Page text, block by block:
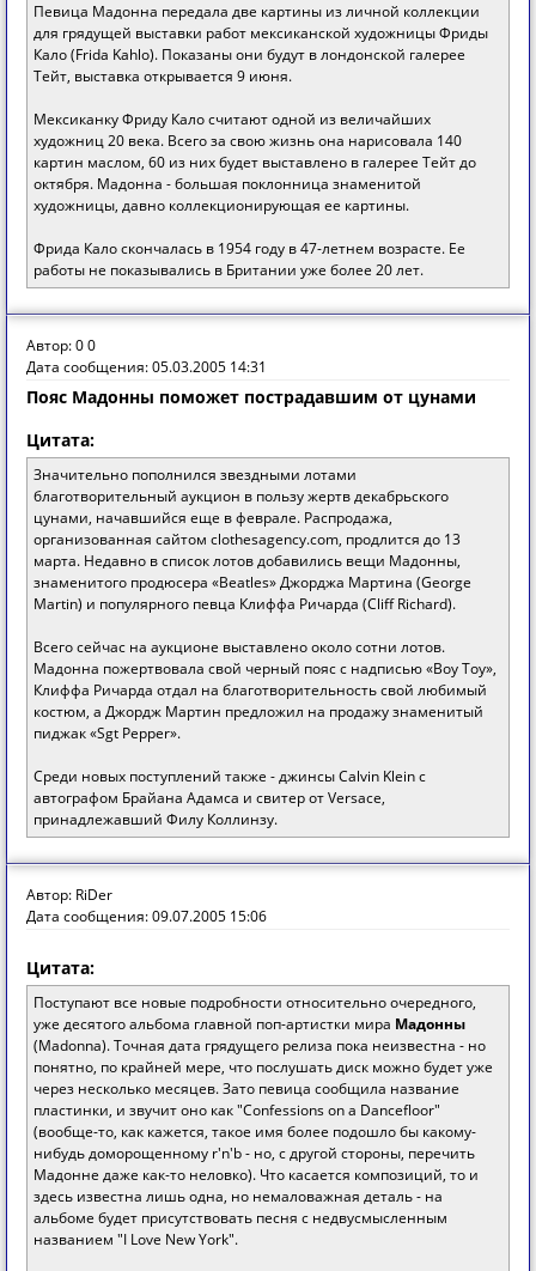
Певица Мадонна передала две картины из личной коллекции
для грядущей выставки работ мексиканской художницы Фриды
Кало (Frida Kahlo). Показаны они будут в лондонской галерее
Тейт, выставка открывается 9 июня.
Мексиканку Фриду Кало считают одной из величайших
художниц 20 века. Всего за свою жизнь она нарисовала 140
картин маслом, 60 из них будет выставлено в галерее Тейт до
октября. Мадонна - большая поклонница знаменитой
художницы, давно коллекционирующая ее картины.
Фрида Кало скончалась в 1954 году в 47-летнем возрасте. Ее
работы не показывались в Британии уже более 20 лет.
Автор: 0 0
Дата сообщения: 05.03.2005 14:31
Пояс Мадонны поможет пострадавшим от цунами
Цитата:
Значительно пополнился звездными лотами
благотворительный аукцион в пользу жертв декабрьского
цунами, начавшийся еще в феврале. Распродажа,
организованная сайтом clothesagency.com, продлится до 13
марта. Недавно в список лотов добавились вещи Мадонны,
знаменитого продюсера «Beatles» Джорджа Мартина (George
Martin) и популярного певца Клиффа Ричарда (Cliff Richard).
Всего сейчас на аукционе выставлено около сотни лотов.
Мадонна пожертвовала свой черный пояс с надписью «Boy Toy»,
Клиффа Ричарда отдал на благотворительность свой любимый
костюм, а Джордж Мартин предложил на продажу знаменитый
пиджак «Sgt Pepper».
Среди новых поступлений также - джинсы Calvin Klein с
автографом Брайана Адамса и свитер от Versace,
принадлежавший Филу Коллинзу.
Автор: RiDer
Дата сообщения: 09.07.2005 15:06
Цитата:
Поступают все новые подробности относительно очередного,
уже десятого альбома главной поп-артистки мира Мадонны
(Madonna). Точная дата грядущего релиза пока неизвестна - но
понятно, по крайней мере, что послушать диск можно будет уже
через несколько месяцев. Зато певица сообщила название
пластинки, и звучит оно как "Confessions on a Dancefloor"
(вообще-то, как кажется, такое имя более подошло бы какому-
нибудь доморощенному r'n'b - но, с другой стороны, перечить
Мадонне даже как-то неловко). Что касается композиций, то и
здесь известна лишь одна, но немаловажная деталь - на
альбоме будет присутствовать песня с недвусмысленным
названием "I Love New York".